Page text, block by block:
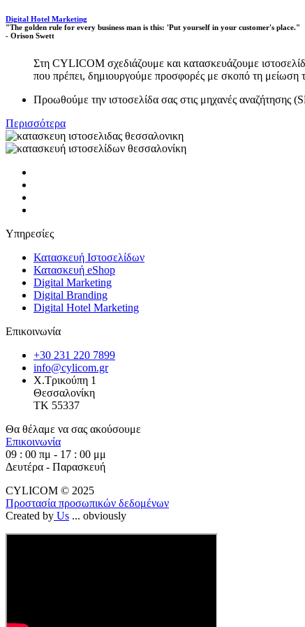
Digital Hotel Marketing
"The golden rule for every business man is this: 'Put yourself in your customer's place."
- Orison Swett
Στη CYLICOM σχεδιάζουμε και κατασκευάζουμε
που πρέπει, δημιουργούμε προσφορές με σκοπό τη
Προωθούμε την ιστοσελίδα σας στις μηχανές
Περισσότερα
Υπηρεσίες
Κατασκευή Ιστοσελίδων
Κατασκευή eShop
Digital Marketing
Digital Branding
Digital Hotel Marketing
Επικοινωνία
+30 231 220 7899
info@cylicom.gr
Χ.Τρικούπη 1
Θεσσαλονίκη
TK 55337
Θα θέλαμε να σας ακούσουμε
Επικοινωνία
09 : 00 πμ - 17 : 00 μμ
Δευτέρα - Παρασκευή
CYLICOM © 2025
Προστασία προσωπικών δεδομένων
Created by Us ... obviously